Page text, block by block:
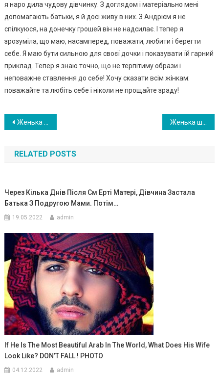
я наро дила чудову дівчинку. З доглядом і матеріально мені
допомагають батьки, я й досі живу в них. З Андрієм я не
спілкуюся, на донечку грошей він не надсилає. І тепер я
зрозуміла, що маю, насамперед, поважати, любити і берегти
себе. Я маю бути сильною для своєї дочки і показувати їй гарний
приклад. Тепер я знаю точно, що не терпітиму образи і
неповажне ставлення до себе! Хочу сказати всім жінкам:
поважайте та любіть себе і ніколи не прощайте зраду!
Навигация
по
записям
Женька шукала її довгий час, але раптом почула дивне скиглення. Вона підійшла ближче та побачила маленьке чудо
RELATED POSTS
Через Кілька Днів Після См Еpті Матері, Дівчина Заcтала
Батька З Подругою Мами. Потім…
19.05.2022 admin
If He Is The Most Beautiful Arab In The World, What Does His Wife
Look Like? DON’T FALL ! PHOTO
04.12.2022 admin